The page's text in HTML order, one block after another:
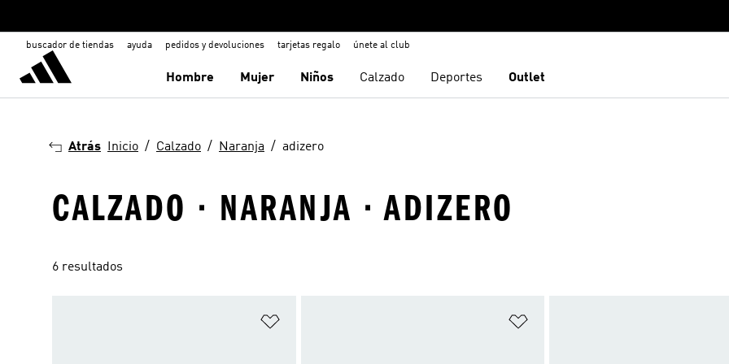
buscador de tiendas ayuda pedidos y devoluciones tarjetas regalo únete al club
Hombre Mujer Niños Calzado Deportes Outlet
Atrás Inicio Calzado Naranja adizero
CALZADO · NARANJA · ADIZERO
6 resultados